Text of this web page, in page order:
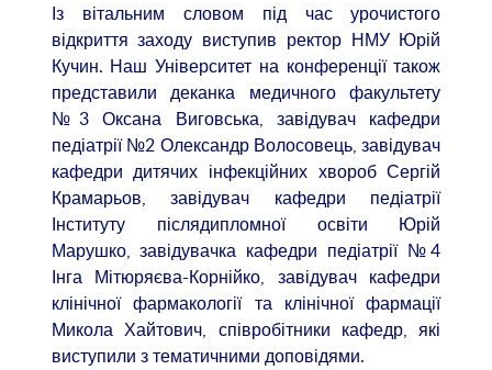
Із вітальним словом під час урочистого
відкриття заходу виступив ректор НМУ Юрій
Кучин. Наш Університет на конференції також
представили деканка медичного факультету
№3 Оксана Виговська, завідувач кафедри
педіатрії №2 Олександр Волосовець, завідувач
кафедри дитячих інфекційних хвороб Сергій
Крамарьов, завідувач кафедри педіатрії
Інституту післядипломної освіти Юрій
Марушко, завідувачка кафедри педіатрії №4
Інга Мітюряєва-Корнійко, завідувач кафедри
клінічної фармакології та клінічної фармації
Микола Хайтович, співробітники кафедр, які
виступили з тематичними доповідями.